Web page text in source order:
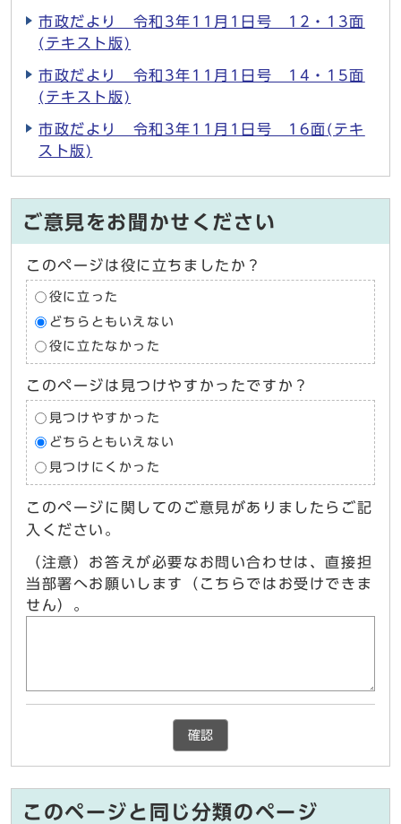
市政だより 令和3年11月1日号 12・13面
(テキスト版)
市政だより 令和3年11月1日号 14・15面
(テキスト版)
市政だより 令和3年11月1日号 16面(テキ
スト版)
ご意見をお聞かせください
このページは役に立ちましたか？
役に立った
どちらともいえない
役に立たなかった
このページは見つけやすかったですか？
見つけやすかった
どちらともいえない
見つけにくかった
このページに関してのご意見がありましたらご記
入ください。
（注意）お答えが必要なお問い合わせは、直接担
当部署へお願いします（こちらではお受けできま
せん）。
確認
このページと同じ分類のページ